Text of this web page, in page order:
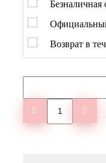
Официальный
Возврат в